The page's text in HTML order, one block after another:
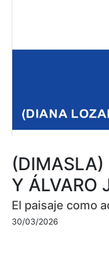
(DIMASLA)
Y ÁLVARO
El paisaje como
30/03/2026